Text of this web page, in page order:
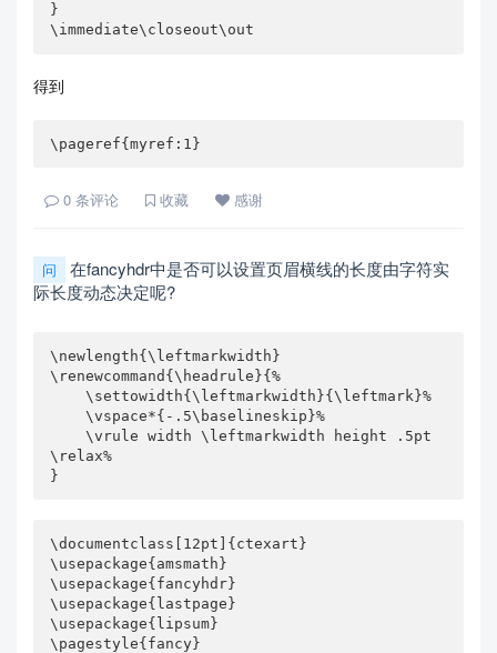
}
\immediate\closeout\out
得到
\pageref{myref:1}
0 条评论 收藏 感谢
问
在fancyhdr中是否可以设置页眉横线的长度由字符实
际长度动态决定呢?
\newlength{\leftmarkwidth}
\renewcommand{\headrule}{%
    \settowidth{\leftmarkwidth}{\leftmark}%
    \vspace*{-.5\baselineskip}%
    \vrule width \leftmarkwidth height .5pt
\relax%
}
\documentclass[12pt]{ctexart}
\usepackage{amsmath}
\usepackage{fancyhdr}
\usepackage{lastpage}
\usepackage{lipsum}
\pagestyle{fancy}